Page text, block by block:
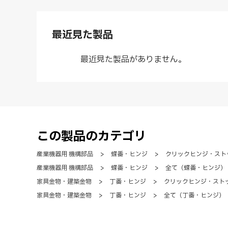
最近見た製品
最近見た製品がありません。
この製品のカテゴリ
産業機器用 機構部品 > 蝶番・ヒンジ >
クリックヒンジ・ス
産業機器用 機構部品
> 蝶番・ヒンジ >
全て（蝶番・ヒンジ）
家具金物・建築金物
> 丁番・ヒンジ >
クリックヒンジ・スト
家具金物・建築金物
> 丁番・ヒンジ > 全て（丁番・ヒンジ）